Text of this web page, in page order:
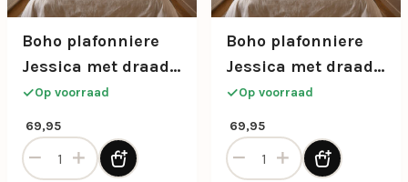
Boho plafonniere
Jessica met draad
design in naturel
hout Ø30
Op voorraad
69,95
Boho plafonniere Jessica met draad design in naturel
Boho plafonniere
Jessica met draad
design in walnoot
hout Ø30
Op voorraad
69,95
Boho plafonniere Jessica